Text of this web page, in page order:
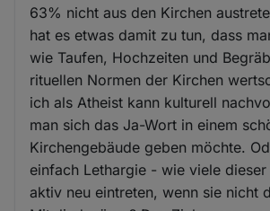
63% nicht aus den Kirchen
hat es etwas damit zu tun, dass
wie Taufen, Hochzeiten und
rituellen Normen der Kirchen
ich als Atheist kann kulturell
man sich das Ja-Wort in einem
Kirchengebäude geben möchte.
einfach Lethargie - wie viele
aktiv neu eintreten, wenn sie nicht